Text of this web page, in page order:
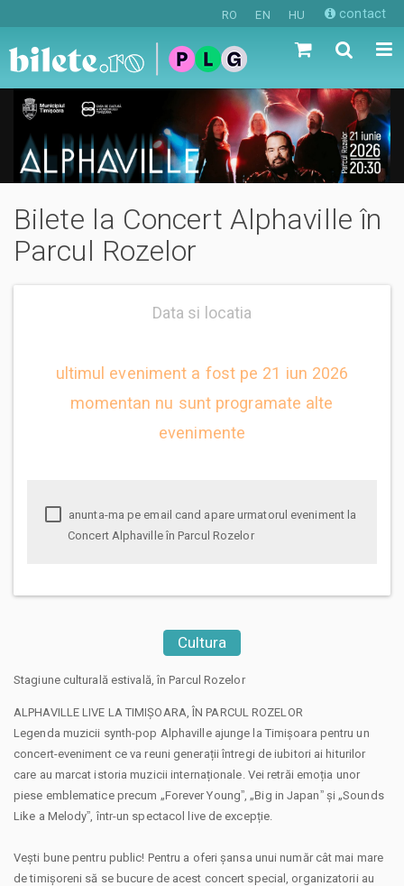
RO EN HU contact
Bilete la Concert Alphaville în
Parcul Rozelor
Data si locatia
ultimul eveniment a fost pe 21 iun 2026
momentan nu sunt programate alte
evenimente
Concert Alphaville în Parcul Rozelor
Cultura
Stagiune culturală estivală, în Parcul Rozelor
ALPHAVILLE LIVE LA TIMIȘOARA, ÎN PARCUL ROZELOR
Legenda muzicii synth-pop Alphaville ajunge la Timișoara pentru un
concert-eveniment ce va reuni generații întregi de iubitori ai hiturilor
care au marcat istoria muzicii internaționale. Vei retrăi emoția unor
piese emblematice precum „Forever Youngˮ, „Big in Japanˮ și „Sounds
Like a Melodyˮ, într-un spectacol live de excepție.
Vești bune pentru public! Pentru a oferi șansa unui număr cât mai mare
de timișoreni să se bucure de acest concert special, organizatorii au